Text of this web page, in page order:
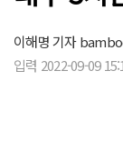
이해명 기자
입력 2022-09-09